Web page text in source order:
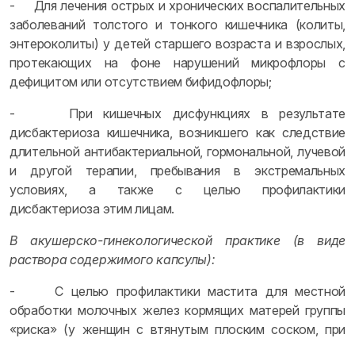
- Для лечения острых и хронических воспалительных
заболеваний толстого и тонкого кишечника (колиты,
энтероколиты) у детей старшего возраста и взрослых,
протекающих на фоне нарушений микрофлоры с
дефицитом или отсутствием бифидофлоры;
- При кишечных дисфункциях в результате
дисбактериоза кишечника, возникшего как следствие
длительной антибактериальной, гормональной, лучевой
и другой терапии, пребывания в экстремальных
условиях, а также с целью профилактики
дисбактериоза этим лицам.
В акушерско-гинекологической практике (в виде
раствора содержимого капсулы):
- С целью профилактики мастита для местной
обработки молочных желез кормящих матерей группы
«риска» (у женщин с втянутым плоским соском, при